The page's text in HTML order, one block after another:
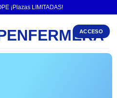
¡Plazas LIMITADAS!
ACCESO